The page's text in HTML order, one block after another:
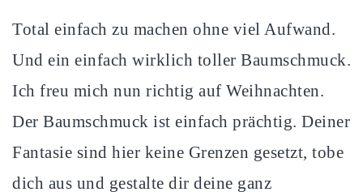
Total einfach zu machen ohne viel Aufwand.
Und ein einfach wirklich toller Baumschmuck.
Ich freu mich nun richtig auf Weihnachten.
Der Baumschmuck ist einfach prächtig. Deiner
Fantasie sind hier keine Grenzen gesetzt, tobe
dich aus und gestalte dir deine ganz